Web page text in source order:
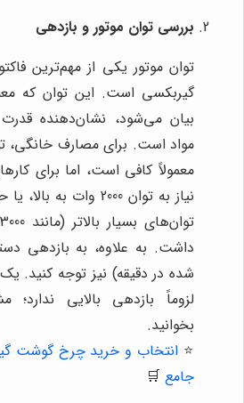
بررسی توان موتور و بازدهی
توان موتور یکی از مهم‌ترین
بیان می‌شود، نشان‌دهنده
معمولاً کافی است، اما برای
نیاز به توان 2000
داشت. به علاوه، به بازدهی
شده در دقیقه) نیز توجه کنید.
لزوماً بازدهی بالایی
بخوانید.
⭐️ انتخاب و خرید چرخ گوشت
جامع 🛒